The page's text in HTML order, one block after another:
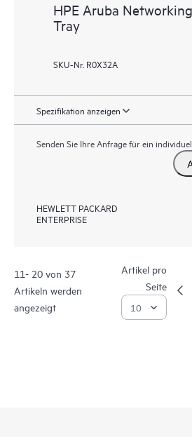
HPE Aruba
Tray
SKU-Nr. R0X32A
Spezifikation anzeigen
Senden Sie Ihre Anfrage für ein
HEWLETT PACKARD
ENTERPRISE
11- 20 von 37
Artikeln werden
angezeigt
Artikel pro
Seite